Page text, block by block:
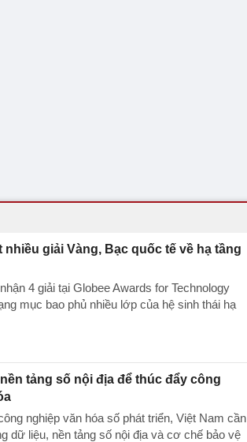
nhiều giải Vàng, Bạc quốc tế về hạ tầng
4 giải tại Globee Awards for Technology
mục bao phủ nhiều lớp của hệ sinh thái hạ
tảng số nội địa để thúc đẩy công
nghiệp văn hóa số phát triển, Việt Nam cần
dữ liệu, nền tảng số nội địa và cơ chế bảo vệ